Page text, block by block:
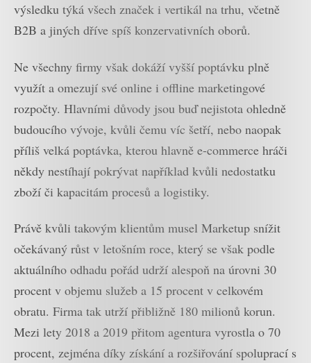
výsledku týká všech značek i vertikál na trhu, včetně
B2B a jiných dříve spíš konzervativních oborů.
Ne všechny firmy však dokáží vyšší poptávku plně
využít a omezují své online i offline marketingové
rozpočty. Hlavními důvody jsou buď nejistota ohledně
budoucího vývoje, kvůli čemu víc šetří, nebo naopak
příliš velká poptávka, kterou hlavně e-commerce hráči
někdy nestíhají pokrývat například kvůli nedostatku
zboží či kapacitám procesů a logistiky.
Právě kvůli takovým klientům musel Marketup snížit
očekávaný růst v letošním roce, který se však podle
aktuálního odhadu pořád udrží alespoň na úrovni 30
procent v objemu služeb a 15 procent v celkovém
obratu. Firma tak utrží přibližně 180 milionů korun.
Mezi lety 2018 a 2019 přitom agentura vyrostla o 70
procent, zejména díky získání a rozšiřování spoluprací s